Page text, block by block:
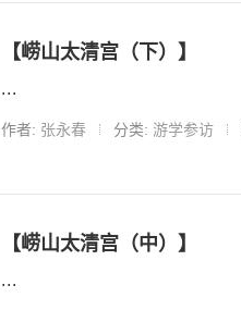
【崂山太清宫（下）】
...
作者: 张永春 分类: 游学参访
【崂山太清宫（中）】
...